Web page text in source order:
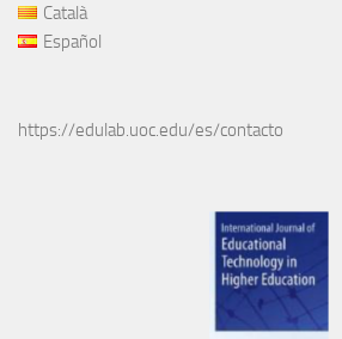
Català
Español
https://edulab.uoc.edu/es/contacto